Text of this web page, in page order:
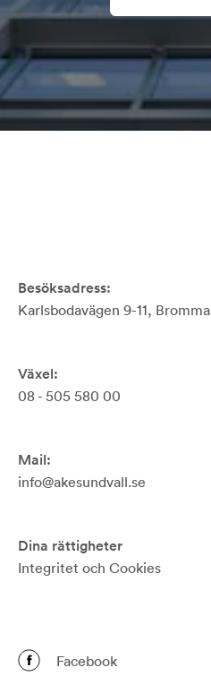
Besöksadress:
Karlsbodavägen 9-11, Bromma
Växel:
08 - 505 580 00
Mail:
info@akesundvall.se
Dina rättigheter
Integritet och Cookies
Facebook